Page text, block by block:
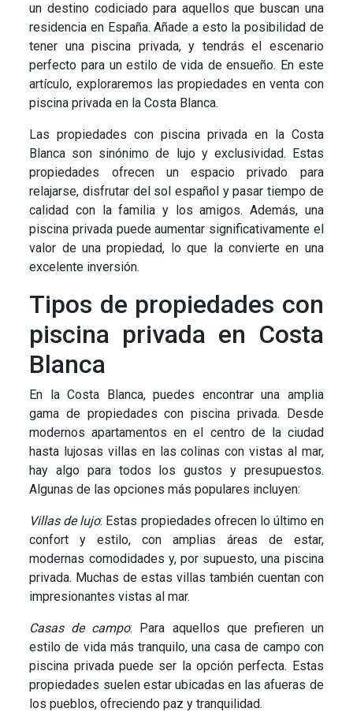
un destino codiciado para aquellos que buscan una
residencia en España. Añade a esto la posibilidad de
tener una piscina privada, y tendrás el escenario
perfecto para un estilo de vida de ensueño. En este
artículo, exploraremos las propiedades en venta con
piscina privada en la Costa Blanca.
Las propiedades con piscina privada en la Costa
Blanca son sinónimo de lujo y exclusividad. Estas
propiedades ofrecen un espacio privado para
relajarse, disfrutar del sol español y pasar tiempo de
calidad con la familia y los amigos. Además, una
piscina privada puede aumentar significativamente el
valor de una propiedad, lo que la convierte en una
excelente inversión.
Tipos de propiedades con
piscina privada en Costa
Blanca
En la Costa Blanca, puedes encontrar una amplia
gama de propiedades con piscina privada. Desde
modernos apartamentos en el centro de la ciudad
hasta lujosas villas en las colinas con vistas al mar,
hay algo para todos los gustos y presupuestos.
Algunas de las opciones más populares incluyen:
Villas de lujo: Estas propiedades ofrecen lo último en
confort y estilo, con amplias áreas de estar,
modernas comodidades y, por supuesto, una piscina
privada. Muchas de estas villas también cuentan con
impresionantes vistas al mar.
Casas de campo: Para aquellos que prefieren un
estilo de vida más tranquilo, una casa de campo con
piscina privada puede ser la opción perfecta. Estas
propiedades suelen estar ubicadas en las afueras de
los pueblos, ofreciendo paz y tranquilidad.